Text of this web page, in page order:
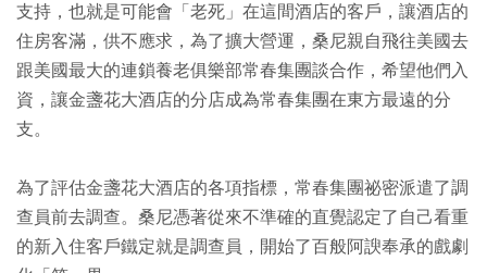
支持，也就是可能會「老死」在這間酒店的客戶，讓酒店的
住房客滿，供不應求，為了擴大營運，桑尼親自飛往美國去
跟美國最大的連鎖養老俱樂部常春集團談合作，希望他們入
資，讓金盞花大酒店的分店成為常春集團在東方最遠的分
支。
為了評估金盞花大酒店的各項指標，常春集團祕密派遣了調
查員前去調查。桑尼憑著從來不準確的直覺認定了自己看重
的新入住客戶鐵定就是調查員，開始了百般阿諛奉承的戲劇